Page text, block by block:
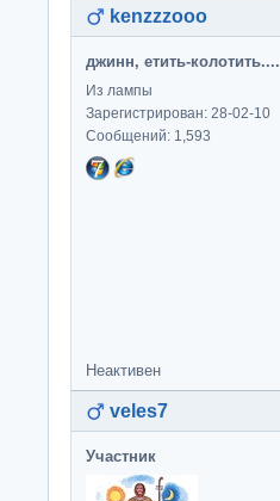
kenzzzooo
джинн, етить-колотить....
Из лампы
Зарегистрирован: 28-02-10
Сообщений: 1,593
Неактивен
veles7
Участник